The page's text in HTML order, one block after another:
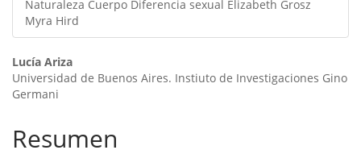
Naturaleza Cuerpo Diferencia sexual Elizabeth Grosz
Myra Hird
Contenido
principal
Lucía Ariza
Universidad de Buenos Aires. Instiuto de Investigaciones Gino
Germani
Resumen